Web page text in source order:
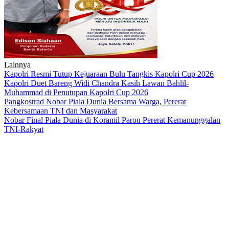
Lainnya
Kapolri Resmi Tutup Kejuaraan Bulu Tangkis Kapolri Cup 2026
Kapolri Duet Bareng Widi Chandra Kasih Lawan Bahlil-
Muhammad di Penutupan Kapolri Cup 2026
Pangkostrad Nobar Piala Dunia Bersama Warga, Pererat
Kebersamaan TNI dan Masyarakat
Nobar Final Piala Dunia di Koramil Paron Pererat Kemanunggalan
TNI-Rakyat